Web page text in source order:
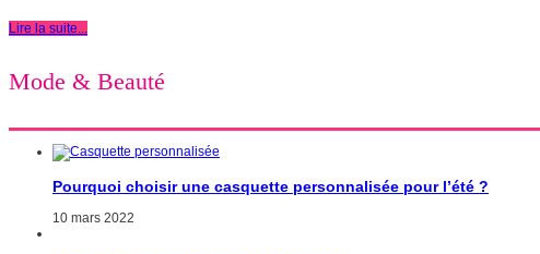
Lire la suite...
Mode & Beauté
Pourquoi choisir une casquette personnalisée pour l’été ?
10 mars 2022